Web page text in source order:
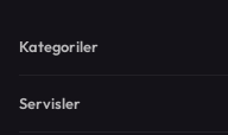
Kategoriler
Servisler